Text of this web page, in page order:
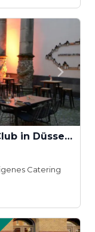
The Eight - Eventlocation & Club in Düsseldorf
Catering